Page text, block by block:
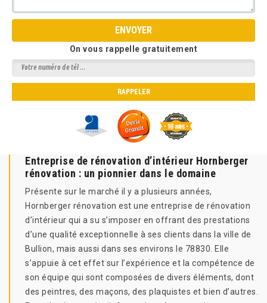
On vous rappelle gratuitement
Entreprise de rénovation d’intérieur Hornberger
rénovation : un pionnier dans le domaine
Présente sur le marché il y a plusieurs années,
Hornberger rénovation est une entreprise de rénovation
d’intérieur qui a su s’imposer en offrant des prestations
d’une qualité exceptionnelle à ses clients dans la ville de
Bullion, mais aussi dans ses environs le 78830. Elle
s’appuie à cet effet sur l’expérience et la compétence de
son équipe qui sont composées de divers éléments, dont
des peintres, des maçons, des plaquistes et bien d’autres.